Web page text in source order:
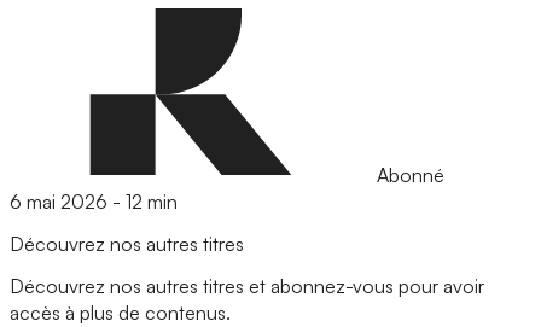
Abonné
6 mai 2026 - 12 min
Découvrez nos autres titres
Découvrez nos autres titres et abonnez-vous pour avoir
accès à plus de contenus.